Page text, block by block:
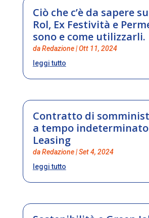
Ciò che c’è da sapere
Rol, Ex Festività e
sono e come utilizzarli.
daRedazione|Ott 11, 2024
leggi tutto
Contratto di
a tempo
Leasing
daRedazione|Set 4, 2024
leggi tutto